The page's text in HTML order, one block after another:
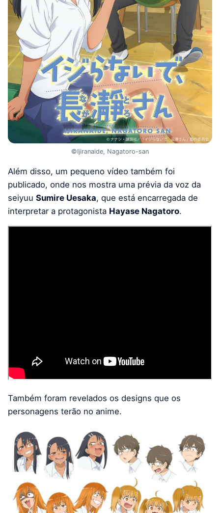
©Ijiranaide, Nagatoro-san
Além disso, um pequeno vídeo também foi
publicado, onde nos mostra uma prévia da voz da
seiyuu Sumire Uesaka, que está encarregada de
interpretar a protagonista Hayase Nagatoro.
Também foram revelados os designs que os
personagens terão no anime.